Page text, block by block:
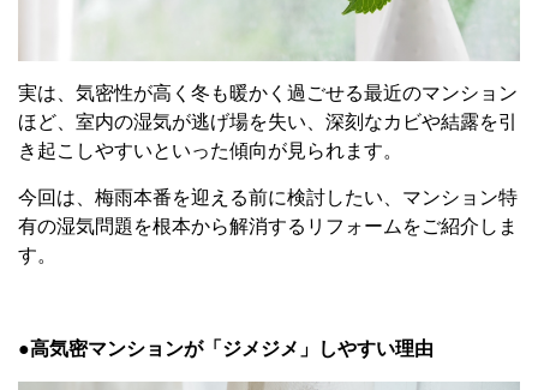
実は、気密性が高く冬も暖かく過ごせる最近のマンション
ほど、室内の湿気が逃げ場を失い、深刻なカビや結露を引
き起こしやすいといった傾向が見られます。
今回は、梅雨本番を迎える前に検討したい、マンション特
有の湿気問題を根本から解消するリフォームをご紹介しま
す。
●高気密マンションが「ジメジメ」しやすい理由